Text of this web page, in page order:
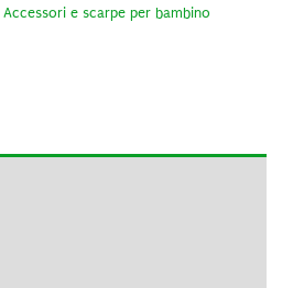
Accessori e scarpe per bambino